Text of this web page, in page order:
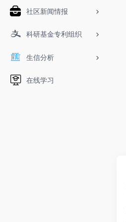
社区新闻情报
科研基金专利组织
生信分析
在线学习